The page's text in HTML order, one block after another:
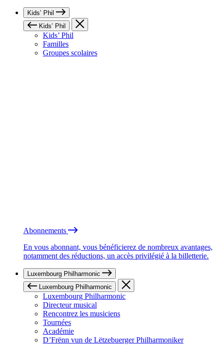
Kids’ Phil
Kids’ Phil
Kids’ Phil
Familles
Groupes scolaires
Abonnements
En vous abonnant, vous bénéficierez de nombreux avantages,
notamment des réductions, un accès privilégié à la billetterie.
Luxembourg Philharmonic
Luxembourg Philharmonic
Luxembourg Philharmonic
Directeur musical
Rencontrez les musiciens
Tournées
Académie
D’Frënn vun de Lëtzebuerger Philharmoniker